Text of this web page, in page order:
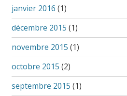
janvier 2016 (1)
décembre 2015 (1)
novembre 2015 (1)
octobre 2015 (2)
septembre 2015 (1)